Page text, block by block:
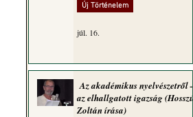
Új Történelem
júl. 16.
Az akadémikus nyelvészetről –
az elhallgatott igazság (Hosszú
Zoltán írása)